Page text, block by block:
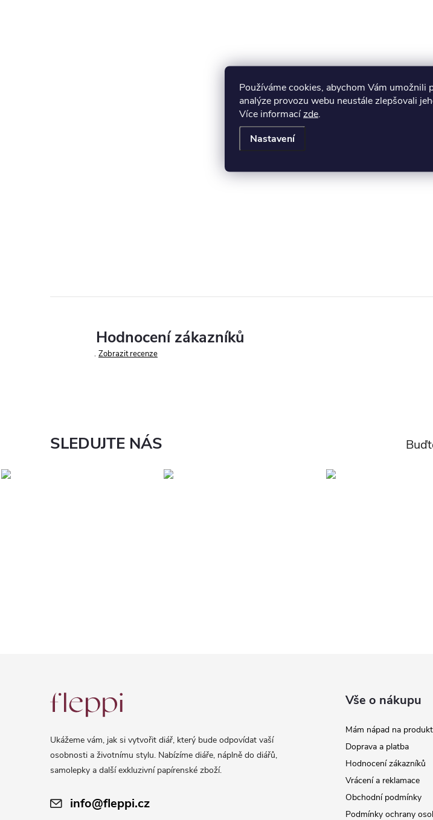
Používáme cookies, abychom Vám umožnili
analýze provozu webu neustále zlepšovali
Více informacízde.
Nastavení
Hodnocení zákazníků
Zobrazit recenze
SLEDUJTE NÁS
Ukážeme vám, jak si vytvořit diář, který bude odpovídat vaší
osobnosti a životnímu stylu. Nabízíme diáře, náplně do diářů,
samolepky a další exkluzivní papírenské zboží.
info@fleppi.cz
Vše o nákupu
Mám nápad na produkt
Doprava a platba
Hodnocení zákazníků
Vrácení a reklamace
Obchodní podmínky
Podmínky ochrany